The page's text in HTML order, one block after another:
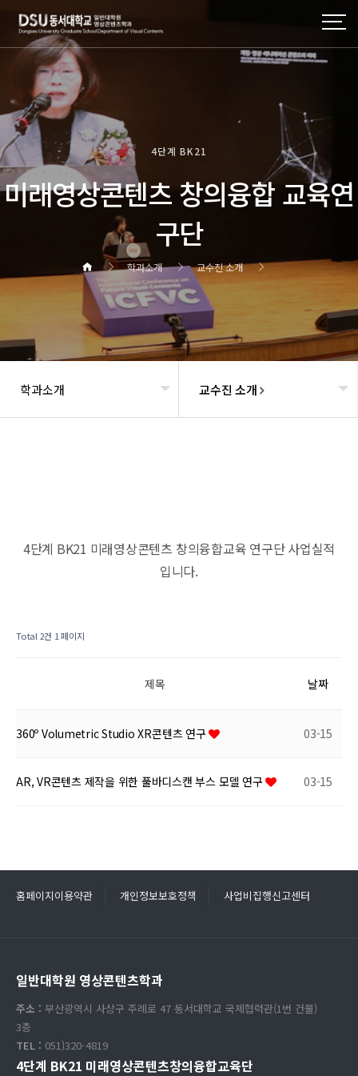
4단계 BK21
미래영상콘텐츠 창의융합 교육연
구단
학과소개 교수진 소개
학과소개 교수진 소개
4단계 BK21 미래영상콘텐츠 창의융합교육 연구단 사업실적
입니다.
Total 2건 1 페이지
제목 날짜
360º Volumetric Studio XR콘텐츠 연구 03-15
AR, VR콘텐츠 제작을 위한 풀바디스캔 부스 모델 연구 03-15
홈페이지이용약관 개인정보보호정책 사업비집행신고센터
일반대학원 영상콘텐츠학과
주소 : 부산광역시 사상구 주례로 47 동서대학교 국제협력관(1번 건물)
3층
TEL : 051)320-4819
4단계 BK21 미래영상콘텐츠창의융합교육단